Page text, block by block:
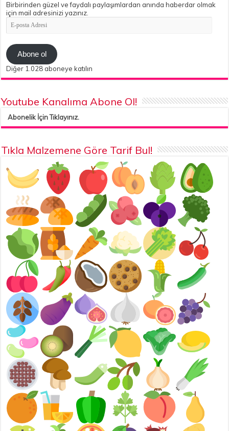
Birbirinden güzel ve faydalı paylaşımlardan anında haberdar olmak
için mail adresinizi yazınız.
E-
posta
Abone ol
Diğer 1.028 aboneye katılın
Youtube Kanalıma Abone Ol!
Abonelik İçin Tıklayınız.
Tıkla Malzemene Göre Tarif Bul!